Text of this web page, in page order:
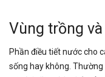
Vùng trồng
Phần điều tiết nước cho
sống hay không.